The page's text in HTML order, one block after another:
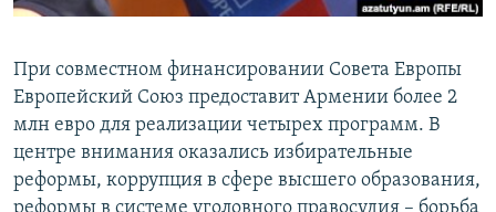
При совместном финансировании Совета Европы
Европейский Союз предоставит Армении более 2
млн евро для реализации четырех программ. В
центре внимания оказались избирательные
реформы, коррупция в сфере высшего образования,